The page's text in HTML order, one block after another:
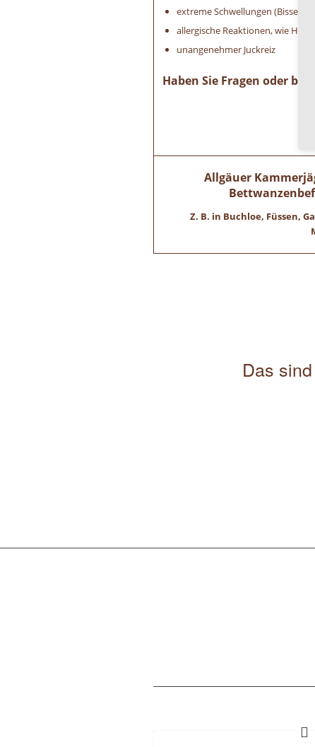
extreme Schwellungen (Bisse)
allergische Reaktionen, wie
unangenehmer Juckreiz
Haben Sie Fragen oder
Allgäuer
Z. B. in Buchloe, Füssen,
Das